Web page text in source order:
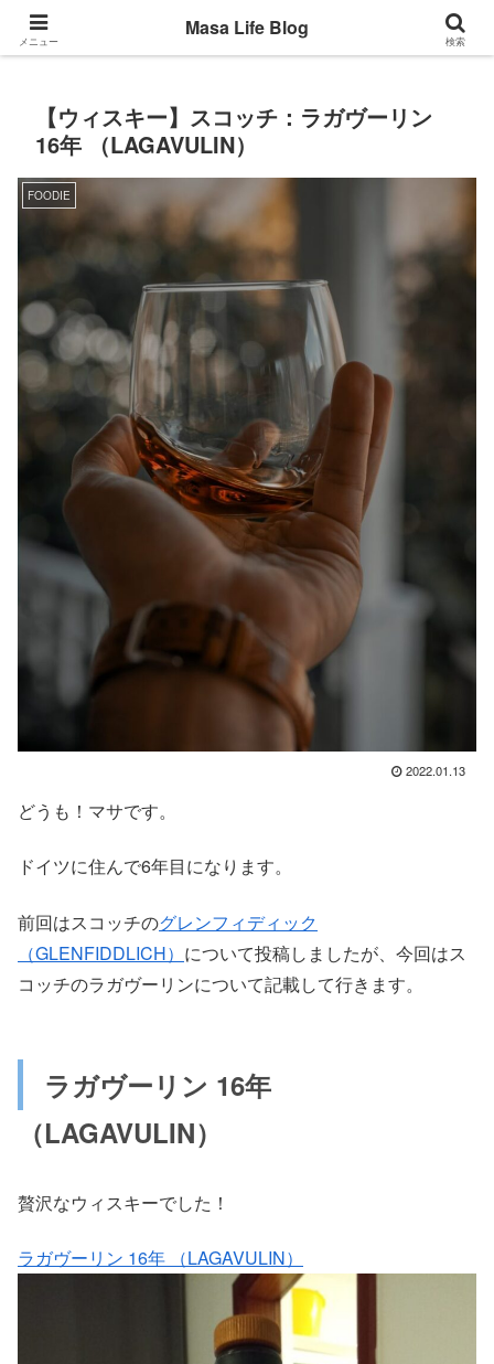
Back to the basic
【ウィスキー】スコッチ：ラガヴーリン
16年 （LAGAVULIN）
FOODIE
2022.01.13
どうも！マサです。
ドイツに住んで6年目になります。
前回はスコッチのグレンフィディック
（GLENFIDDLICH） について投稿しましたが、今回はス
コッチのラガヴーリンについて記載して行きます。
ラガヴーリン 16年
（LAGAVULIN）
贅沢なウィスキーでした！
ラガヴーリン 16年 （LAGAVULIN）
メニュー
Masa Life Blog
検索